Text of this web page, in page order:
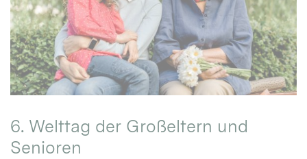
6. Welttag der Großeltern und
Senioren